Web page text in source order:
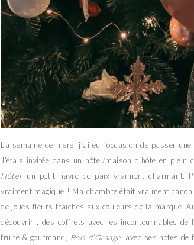
La semaine dernière, j’ai eu l’occasion de passer
J’étais invitée dans un hôtel/maison d’hôte en
Hôtel, un petit havre de paix vraiment charmant.
vraiment magique ! Ma chambre était vraiment
de jolies fleurs fraîches aux couleurs de la marque.
découvrir : des coffrets avec les incontournables de
fruité & gourmand, Bois d’Orange , avec ses notes